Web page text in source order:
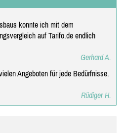
konnte ich mit dem
auf Tarifo.de endlich
Gerhard A.
Angeboten für jede Bedürfnisse.
Rüdiger H.